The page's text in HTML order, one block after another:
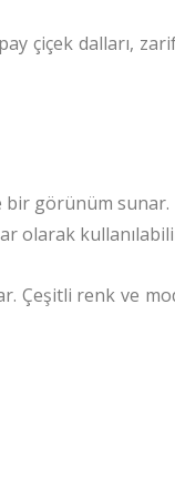
çiçek dalları,
bir görünüm sunar.
olarak
Çeşitli renk ve